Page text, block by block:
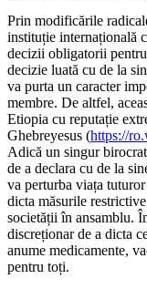
Prin modificările
instituție internațională
decizii obligatorii
decizie luată cu de la
va purta un caracter
membre. De altfel,
Etiopia cu reputație
Ghebreyesus (https://
Adică un singur
de a declara cu de la
va perturba viața
dicta măsurile
societății în ansamblu.
discreționar de a dicta
anume medicamente,
pentru toți.